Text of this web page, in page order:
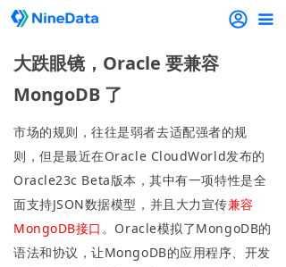
끀
大跌眼镜，Oracle 要兼容
MongoDB 了
市场的规则，往往是弱者去适配强者的规
则，但是最近在Oracle CloudWorld发布的
Oracle23c Beta版本，其中有一项特性是全
面支持JSON数据模型，并且大力宣传兼容
MongoDB接口 。Oracle模拟了MongoDB的
语法和协议，让MongoDB的应用程序、开发